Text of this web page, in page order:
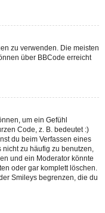
zu verwenden. Die meisten
über BBCode erreicht
um ein Gefühl
Code, z. B. bedeutet :)
du beim Verfassen eines
nicht zu häufig zu benutzen,
und ein Moderator könnte
oder gar komplett löschen.
Smileys begrenzen, die du